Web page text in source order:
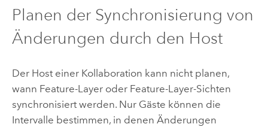
Planen der Synchronisierung von
Änderungen durch den Host
Der Host einer Kollaboration kann nicht planen,
wann Feature-Layer oder Feature-Layer-Sichten
synchronisiert werden. Nur Gäste können die
Intervalle bestimmen, in denen Änderungen